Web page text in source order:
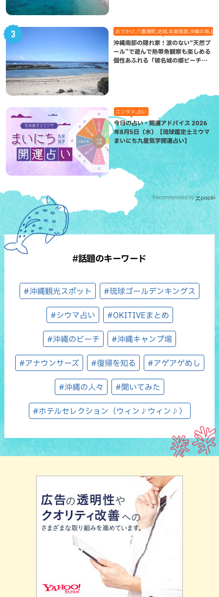
おでかけ,八重瀬町,地域,本島南部,沖縄の海,自
沖縄南部の隠れ家！波のない“天然プ
ール”で遊んで熱帯魚観察も楽しめる
個性あふれる「玻名城の郷ビーチ」
エンタメ,占い
今日の占い・開運アドバイス 2026
年8月5日（水）【琉球鑑定士ミウマ
まいにち九星気学開運占い】
Recommended by
#話題のキーワード
#沖縄観光スポット #琉球ゴールデンキングス
#シウマ占い #OKITIVEまとめ
#沖縄のビーチ #沖縄キャンプ場
#アナウンサーズ #復帰を知る #アゲアゲめし
#沖縄の人々 #聞いてみた
#ホテルセレクション（ウィン♪ウィン♪）